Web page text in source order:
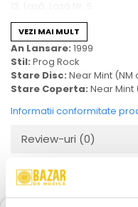
14. Dansul Codrilor
VEZI MAI MULT
An Lansare: 1999
Stil: Prog Rock
Stare Disc: Near Mint (NM
Stare Coperta: Near Mint
Informatii conformitate
Review-uri (0)